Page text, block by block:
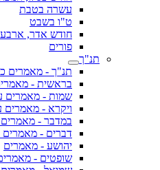
עשרה בטבת
ט"ו בשבט
חודש אדר,
פורים
תנ"ך
תנ"ך - מאמרים
בראשית -
שמות - מאמרים
ויקרא -
במדבר -
דברים -
יהושע - מאמרים
שופטים -